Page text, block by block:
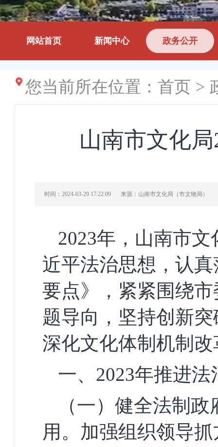
网站首页 新闻中心 政务公开
您当前所在位置： 首页 >
山南市文化
时间：2024-03-29 17:22:09 来源：山南市文化局（市文物局）
2023年，山南市文
近平法治思想，认
要点》，紧紧围绕
题导向，坚持创新
深化文化体制机制
一、 2023年推进法
（一）健全法制
用。 加强组织领导